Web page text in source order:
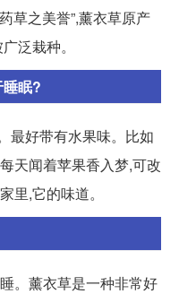
草之美誉”,薰衣草原产
泛栽种。
眠?
最好带有水果味。比如
天闻着苹果香入梦,可改
里,它的味道。
。薰衣草是一种非常好